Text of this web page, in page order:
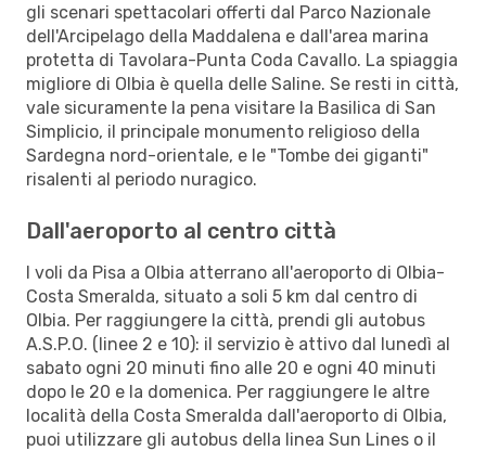
gli scenari spettacolari offerti dal Parco Nazionale
dell'Arcipelago della Maddalena e dall'area marina
protetta di Tavolara-Punta Coda Cavallo. La spiaggia
migliore di Olbia è quella delle Saline. Se resti in città,
vale sicuramente la pena visitare la Basilica di San
Simplicio, il principale monumento religioso della
Sardegna nord-orientale, e le "Tombe dei giganti"
risalenti al periodo nuragico.
Dall'aeroporto al centro città
I voli da Pisa a Olbia atterrano all'aeroporto di Olbia-
Costa Smeralda, situato a soli 5 km dal centro di
Olbia. Per raggiungere la città, prendi gli autobus
A.S.P.O. (linee 2 e 10): il servizio è attivo dal lunedì al
sabato ogni 20 minuti fino alle 20 e ogni 40 minuti
dopo le 20 e la domenica. Per raggiungere le altre
località della Costa Smeralda dall'aeroporto di Olbia,
puoi utilizzare gli autobus della linea Sun Lines o il